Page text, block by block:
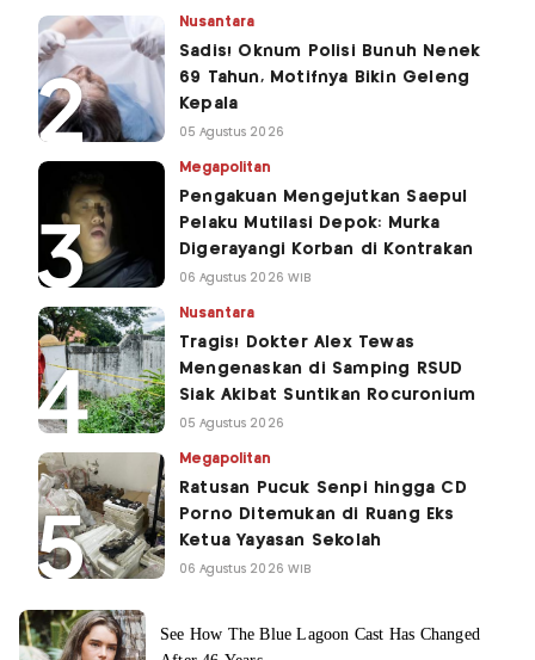
Nusantara
Sadis! Oknum Polisi Bunuh Nenek
69 Tahun, Motifnya Bikin Geleng
Kepala
05 Agustus 2026
Megapolitan
Pengakuan Mengejutkan Saepul
Pelaku Mutilasi Depok: Murka
Digerayangi Korban di Kontrakan
06 Agustus 2026 WIB
Nusantara
Tragis! Dokter Alex Tewas
Mengenaskan di Samping RSUD
Siak Akibat Suntikan Rocuronium
05 Agustus 2026
Megapolitan
Ratusan Pucuk Senpi hingga CD
Porno Ditemukan di Ruang Eks
Ketua Yayasan Sekolah
06 Agustus 2026 WIB